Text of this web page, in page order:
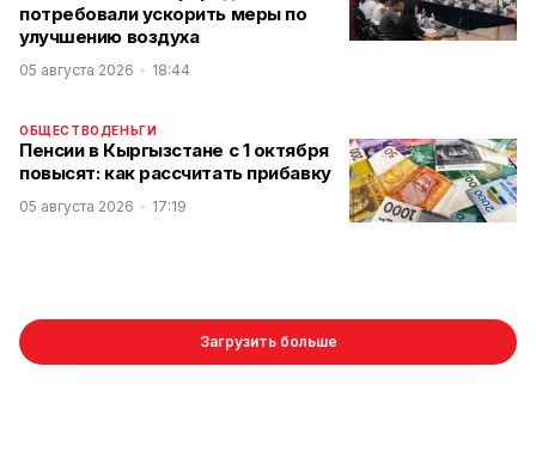
потребовали ускорить меры по
улучшению воздуха
05 августа 2026 18:44
ОБЩЕСТВО ДЕНЬГИ
Пенсии в Кыргызстане с 1 октября
повысят: как рассчитать прибавку
05 августа 2026 17:19
Загрузить больше